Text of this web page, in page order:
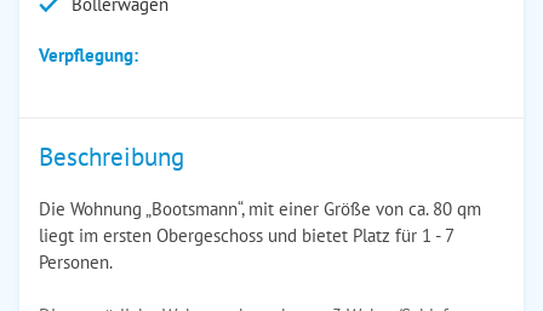
Verpflegung:
Beschreibung
Die Wohnung „Bootsmann“, mit einer Größe von ca. 80 qm
liegt im ersten Obergeschoss und bietet Platz für 1 - 7
Personen.